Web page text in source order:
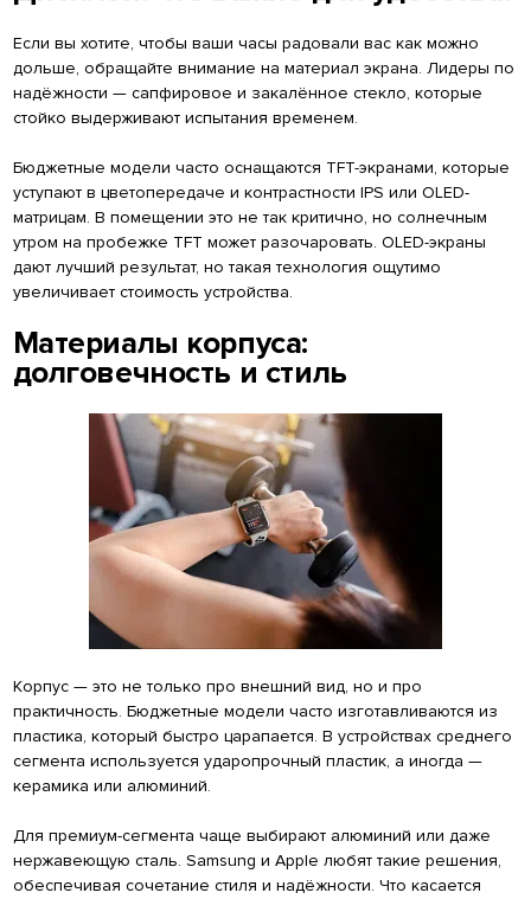
Если вы хотите, чтобы ваши часы радовали вас как можно
дольше, обращайте внимание на материал экрана. Лидеры по
надёжности — сапфировое и закалённое стекло, которые
стойко выдерживают испытания временем.
Бюджетные модели часто оснащаются TFT-экранами, которые
уступают в цветопередаче и контрастности IPS или OLED-
матрицам. В помещении это не так критично, но солнечным
утром на пробежке TFT может разочаровать. OLED-экраны
дают лучший результат, но такая технология ощутимо
увеличивает стоимость устройства.
Материалы корпуса:
долговечность и стиль
Корпус — это не только про внешний вид, но и про
практичность. Бюджетные модели часто изготавливаются из
пластика, который быстро царапается. В устройствах среднего
сегмента используется ударопрочный пластик, а иногда —
керамика или алюминий.
Для премиум-сегмента чаще выбирают алюминий или даже
нержавеющую сталь. Samsung и Apple любят такие решения,
обеспечивая сочетание стиля и надёжности. Что касается